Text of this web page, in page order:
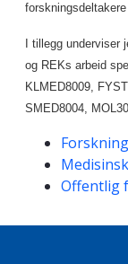
I tillegg
og REKs arbeid
KLMED8009,
SMED8004,
Offentlig